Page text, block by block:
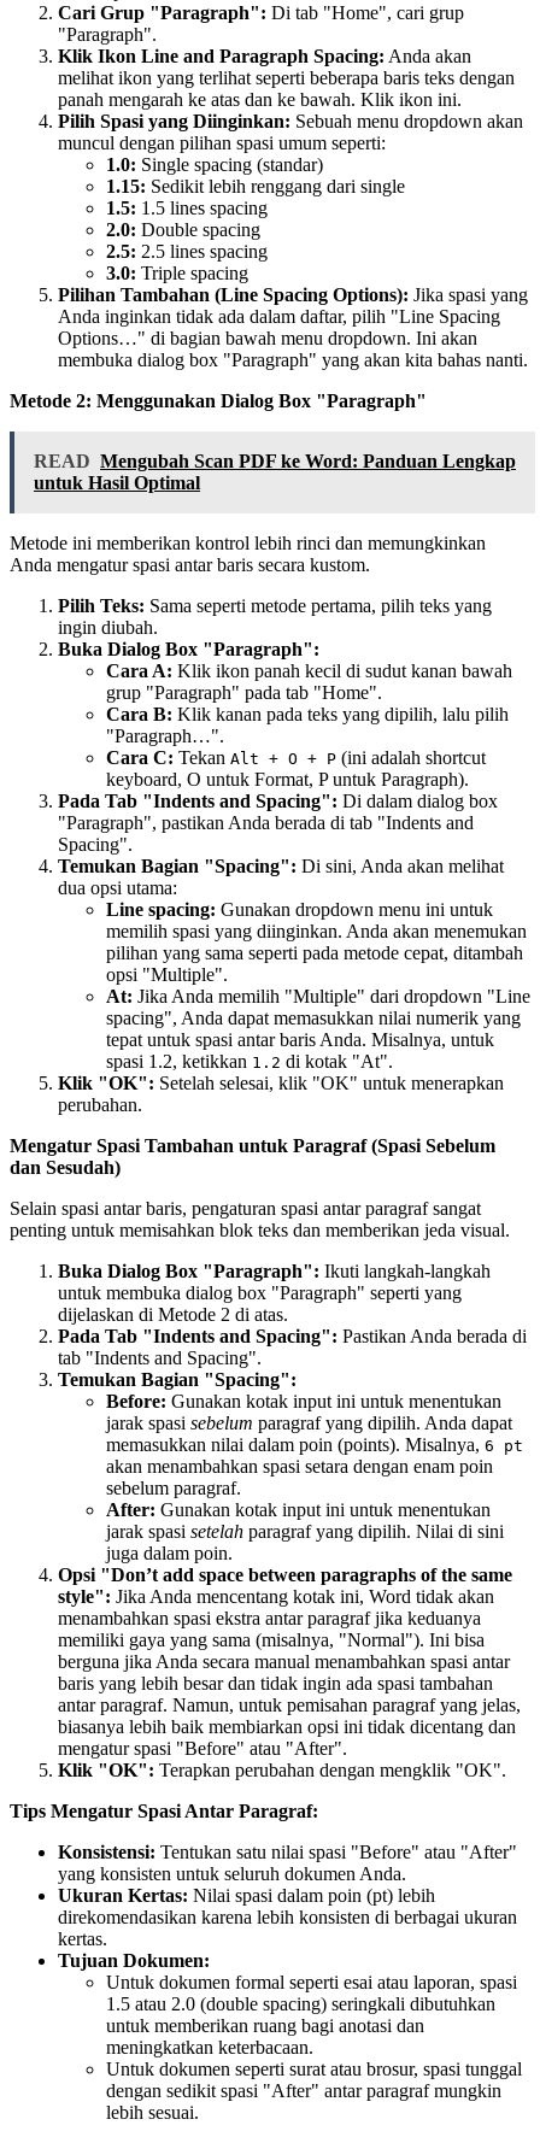
Cari Grup "Paragraph": Di tab "Home", cari grup
"Paragraph".
Klik Ikon Line and Paragraph Spacing: Anda akan
melihat ikon yang terlihat seperti beberapa baris teks dengan
panah mengarah ke atas dan ke bawah. Klik ikon ini.
Pilih Spasi yang Diinginkan: Sebuah menu dropdown akan
muncul dengan pilihan spasi umum seperti:
1.0: Single spacing (standar)
1.15: Sedikit lebih renggang dari single
1.5: 1.5 lines spacing
2.0: Double spacing
2.5: 2.5 lines spacing
3.0: Triple spacing
Pilihan Tambahan (Line Spacing Options): Jika spasi yang
Anda inginkan tidak ada dalam daftar, pilih "Line Spacing
Options…" di bagian bawah menu dropdown. Ini akan
membuka dialog box "Paragraph" yang akan kita bahas nanti.
Metode 2: Menggunakan Dialog Box "Paragraph"
READ Mengubah Scan PDF ke Word: Panduan Lengkap
untuk Hasil Optimal
Metode ini memberikan kontrol lebih rinci dan memungkinkan
Anda mengatur spasi antar baris secara kustom.
Pilih Teks: Sama seperti metode pertama, pilih teks yang
ingin diubah.
Buka Dialog Box "Paragraph":
Cara A: Klik ikon panah kecil di sudut kanan bawah
grup "Paragraph" pada tab "Home".
Cara B: Klik kanan pada teks yang dipilih, lalu pilih
"Paragraph…".
Cara C: Tekan Alt + O + P (ini adalah shortcut
keyboard, O untuk Format, P untuk Paragraph).
Pada Tab "Indents and Spacing": Di dalam dialog box
"Paragraph", pastikan Anda berada di tab "Indents and
Spacing".
Temukan Bagian "Spacing": Di sini, Anda akan melihat
dua opsi utama:
Line spacing: Gunakan dropdown menu ini untuk
memilih spasi yang diinginkan. Anda akan menemukan
pilihan yang sama seperti pada metode cepat, ditambah
opsi "Multiple".
At: Jika Anda memilih "Multiple" dari dropdown "Line
spacing", Anda dapat memasukkan nilai numerik yang
tepat untuk spasi antar baris Anda. Misalnya, untuk
spasi 1.2, ketikkan 1.2 di kotak "At".
Klik "OK": Setelah selesai, klik "OK" untuk menerapkan
perubahan.
Mengatur Spasi Tambahan untuk Paragraf (Spasi Sebelum
dan Sesudah)
Selain spasi antar baris, pengaturan spasi antar paragraf sangat
penting untuk memisahkan blok teks dan memberikan jeda visual.
Buka Dialog Box "Paragraph": Ikuti langkah-langkah
untuk membuka dialog box "Paragraph" seperti yang
dijelaskan di Metode 2 di atas.
Pada Tab "Indents and Spacing": Pastikan Anda berada di
tab "Indents and Spacing".
Temukan Bagian "Spacing":
Before: Gunakan kotak input ini untuk menentukan
jarak spasi sebelum paragraf yang dipilih. Anda dapat
memasukkan nilai dalam poin (points). Misalnya, 6 pt
akan menambahkan spasi setara dengan enam poin
sebelum paragraf.
After: Gunakan kotak input ini untuk menentukan
jarak spasi setelah paragraf yang dipilih. Nilai di sini
juga dalam poin.
Opsi "Don’t add space between paragraphs of the same
style": Jika Anda mencentang kotak ini, Word tidak akan
menambahkan spasi ekstra antar paragraf jika keduanya
memiliki gaya yang sama (misalnya, "Normal"). Ini bisa
berguna jika Anda secara manual menambahkan spasi antar
baris yang lebih besar dan tidak ingin ada spasi tambahan
antar paragraf. Namun, untuk pemisahan paragraf yang jelas,
biasanya lebih baik membiarkan opsi ini tidak dicentang dan
mengatur spasi "Before" atau "After".
Klik "OK": Terapkan perubahan dengan mengklik "OK".
Tips Mengatur Spasi Antar Paragraf:
Konsistensi: Tentukan satu nilai spasi "Before" atau "After"
yang konsisten untuk seluruh dokumen Anda.
Ukuran Kertas: Nilai spasi dalam poin (pt) lebih
direkomendasikan karena lebih konsisten di berbagai ukuran
kertas.
Tujuan Dokumen:
Untuk dokumen formal seperti esai atau laporan, spasi
1.5 atau 2.0 (double spacing) seringkali dibutuhkan
untuk memberikan ruang bagi anotasi dan
meningkatkan keterbacaan.
Untuk dokumen seperti surat atau brosur, spasi tunggal
dengan sedikit spasi "After" antar paragraf mungkin
lebih sesuai.